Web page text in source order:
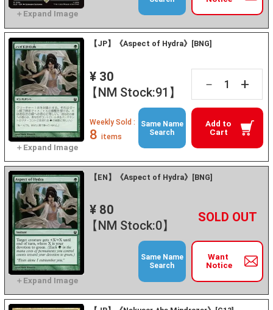
【JP】《Aspect of Hydra》[BNG]
¥ 30
【NM Stock:91】
－ +
Add to
Cart
Weekly Sold :
8 items
Same Name
Search
【EN】《Aspect of Hydra》[BNG]
¥ 80
【NM Stock:0】
－ +
Want
Notice
Same Name
Search